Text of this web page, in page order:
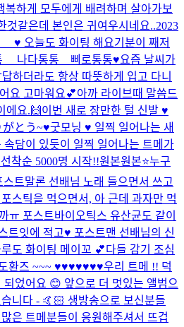
복하게 모두에게 배려하며 살아가보
것같은데 본인은 귀여우시네요..2023
오늘도 화이팅 해요기분이 째저
나다통통__삐로통통♥️요즘 날씨가
하더라도 항상 따뜻하게 입고 다니
요 고마워요💕아까 라이브때 말씀드
에요.🙌 이번 새로 장만한 털 신발 ♥️
がとう~♥️굿모닝 ♥️ 일찍 일어나는 새
담이 있듯이 일찍 일어나는 트메가
착순 5000명 시작!!원본원본⭐️누구
트말론 선배님 노래 들으면서 쓰고
스틱을 먹으면서, 아 근데 과자만 먹
ㅠ 포스트바이오틱스 유산균도 같이
트잇에 적고♥️ 포스트맨 선배님의 신
도 화이팅 메이꼬 💕다들 감기 조심
환즈 ~~~ ♥️♥️♥️♥️♥️♥️♥️우리 트메 !! 덕
었어요 😊 앞으로 더 멋있는 앨범으
니다 - 🤙🏻 생방송으로 보신분들
은 트메분들이 응원해주셔서 뜨겁